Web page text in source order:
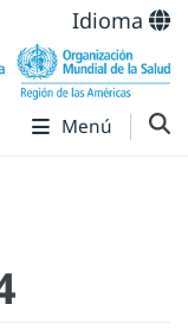
Idioma
Menú